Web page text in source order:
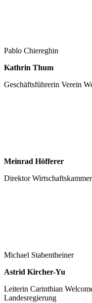
Pablo Chiereghin
Kathrin Thum
Geschäftsführerin Verein
Meinrad Höfferer
Direktor
Michael Stabentheiner
Astrid Kircher-Yu
Leiterin Carinthian
Landesregierung